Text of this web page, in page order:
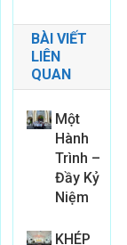
BÀI VIẾT
LIÊN
QUAN
Một
Hành
Trình –
Đầy Kỷ
Niệm
KHÉP